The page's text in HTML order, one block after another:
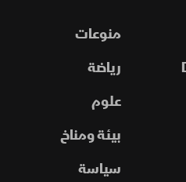
منوعات
رياضة
علوم
بيئة ومناخ
سياسة